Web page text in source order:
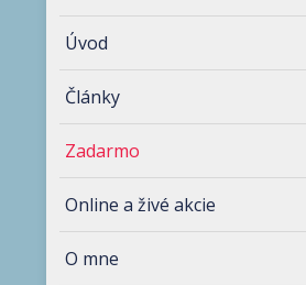
Úvod
Články
Zadarmo
Online a živé akcie
O mne